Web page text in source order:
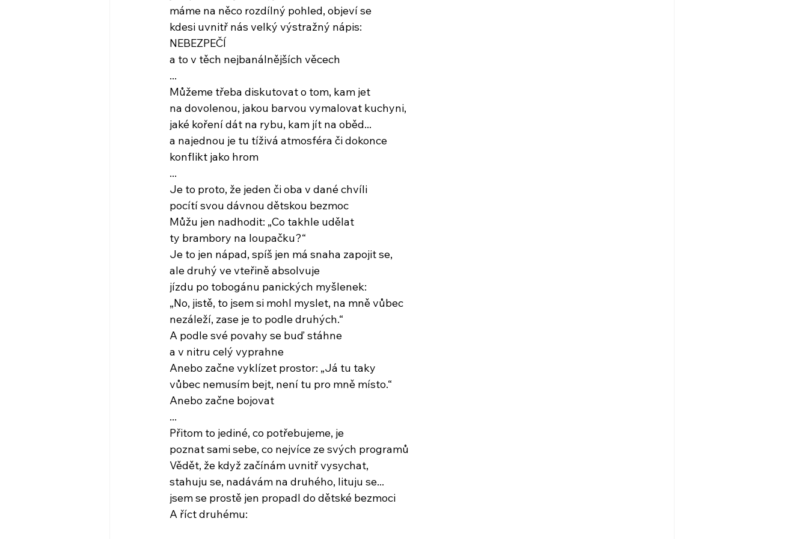
máme na něco rozdílný pohled, objeví se
kdesi uvnitř nás velký výstražný nápis:
NEBEZPEČÍ
a to v těch nejbanálnějších věcech
...
Můžeme třeba diskutovat o tom, kam jet
na dovolenou, jakou barvou vymalovat kuchyni,
jaké koření dát na rybu, kam jít na oběd...
a najednou je tu tíživá atmosféra či dokonce
konflikt jako hrom
...
Je to proto, že jeden či oba v dané chvíli
pocítí svou dávnou dětskou bezmoc
Můžu jen nadhodit: „Co takhle udělat
ty brambory na loupačku?“
Je to jen nápad, spíš jen má snaha zapojit se,
ale druhý ve vteřině absolvuje
jízdu po tobogánu panických myšlenek:
„No, jistě, to jsem si mohl myslet, na mně vůbec
nezáleží, zase je to podle druhých.“
A podle své povahy se buď stáhne
a v nitru celý vyprahne
Anebo začne vyklízet prostor: „Já tu taky
vůbec nemusím bejt, není tu pro mně místo.“
Anebo začne bojovat
...
Přitom to jediné, co potřebujeme, je
poznat sami sebe, co nejvíce ze svých programů
Vědět, že když začínám uvnitř vysychat,
stahuju se, nadávám na druhého, lituju se...
jsem se prostě jen propadl do dětské bezmoci
A říct druhému: